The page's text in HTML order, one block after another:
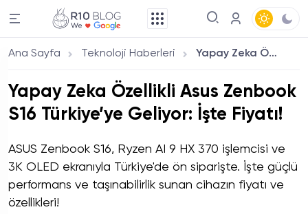
Ana Sayfa Teknoloji Haberleri Yapay Zeka Özellikli Asus Zenbook S16 Türkiye’ye Geliyor: İşte Fiyatı!
Yapay Zeka Özellikli Asus Zenbook
S16 Türkiye’ye Geliyor: İşte Fiyatı!
ASUS Zenbook S16, Ryzen AI 9 HX 370 işlemcisi ve
3K OLED ekranıyla Türkiye'de ön siparişte. İşte güçlü
performans ve taşınabilirlik sunan cihazın fiyatı ve
özellikleri!